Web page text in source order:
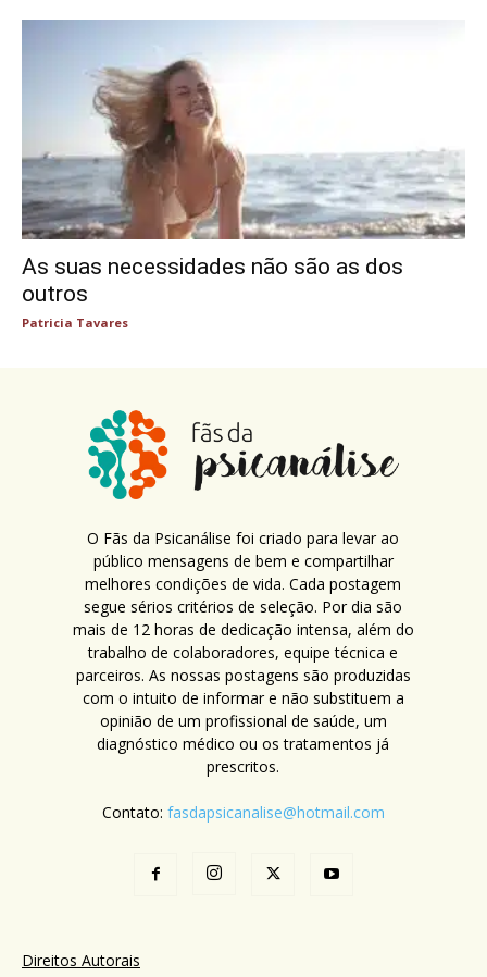
As suas necessidades não são as dos
outros
Patricia Tavares
O Fãs da Psicanálise foi criado para levar ao
público mensagens de bem e compartilhar
melhores condições de vida. Cada postagem
segue sérios critérios de seleção. Por dia são
mais de 12 horas de dedicação intensa, além do
trabalho de colaboradores, equipe técnica e
parceiros. As nossas postagens são produzidas
com o intuito de informar e não substituem a
opinião de um profissional de saúde, um
diagnóstico médico ou os tratamentos já
prescritos.
Contato: fasdapsicanalise@hotmail.com
Direitos Autorais